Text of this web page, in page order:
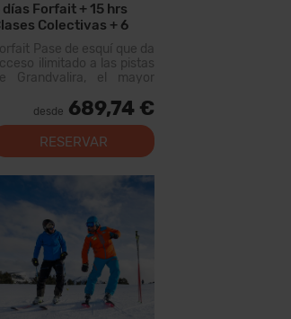
días Forfait + 15 hrs
Colectivas + 6
+ 6 días Alquiler
Pase de esquí que da
ilimitado a las pistas
Grandvalira, el mayor
Pirineos. Con este forfait
podrás recorrer más de 200
de pistas, con opciones
todos los niveles,
desde 689,74 €
RESERVAR